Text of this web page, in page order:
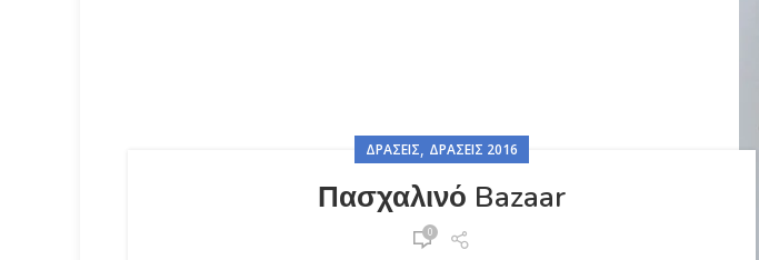
ΔΡΆΣΕΙΣ, ΔΡΆΣΕΙΣ 2016
Πασχαλινό Bazaar
0